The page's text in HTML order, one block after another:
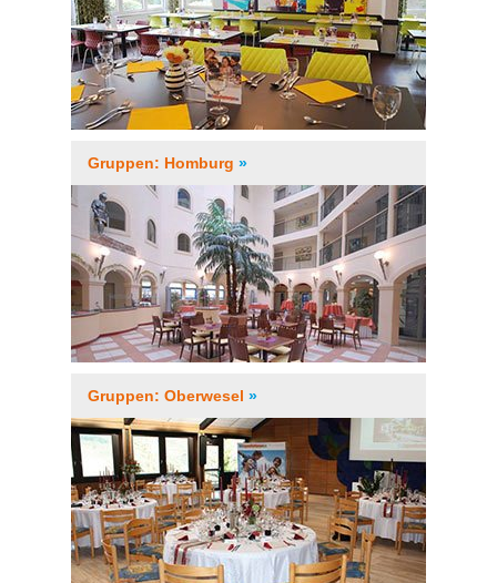
Gruppen: Homburg »
Gruppen: Oberwesel »